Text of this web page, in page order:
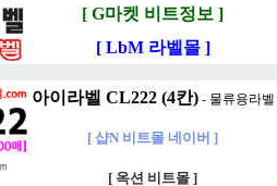
[ G마켓 비트정보 ]
[ LbM 라벨몰 ]
아이라벨 CL222 (4칸)- 물류용라벨
[ 샵N 비트몰 네이버 ]
[ 옥션 비트몰 ]